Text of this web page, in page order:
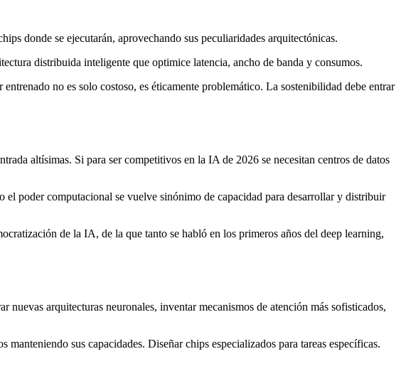
donde se ejecutarán, aprovechando sus peculiaridades arquitectónicas.
distribuida inteligente que optimice latencia, ancho de banda y consumos.
no es solo costoso, es éticamente problemático. La sostenibilidad debe entrar
altísimas. Si para ser competitivos en la IA de 2026 se necesitan centros de datos
poder computacional se vuelve sinónimo de capacidad para desarrollar y distribuir
de la IA, de la que tanto se habló en los primeros años del deep learning,
arquitecturas neuronales, inventar mecanismos de atención más sofisticados,
sus capacidades. Diseñar chips especializados para tareas específicas.